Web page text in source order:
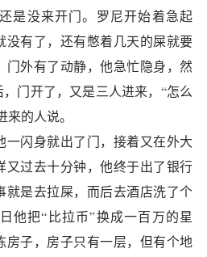
是没来开门。罗尼开始着急起
没有了，还有憋着几天的屎就要
门外有了动静，他急忙隐身，然
门开了，又是三人进来，“怎么
的人说。
一闪身就出了门，接着又在外大
又过去十分钟，他终于出了银行
就是去拉屎，而后去酒店洗了个
他把“比拉币”换成一百万的星
房子，房子只有一层，但有个地